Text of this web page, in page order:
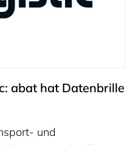
abat hat Datenbrille
und